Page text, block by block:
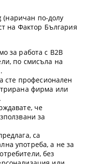
по-долу
на Фактор България
за работа с B2B
по смисъла на
сте професионален
фирма или
че
за
са
употреба, а не за
без